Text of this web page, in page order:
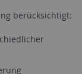
berücksichtigt: